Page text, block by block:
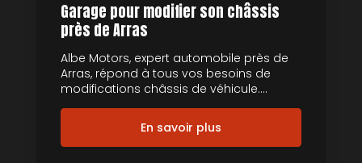
Garage pour modifier son châssis
près de Arras
Albe Motors, expert automobile près de
Arras, répond à tous vos besoins de
modifications châssis de véhicule....
En savoir plus